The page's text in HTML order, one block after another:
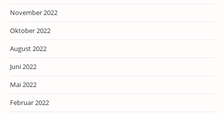
November 2022
Oktober 2022
August 2022
Juni 2022
Mai 2022
Februar 2022